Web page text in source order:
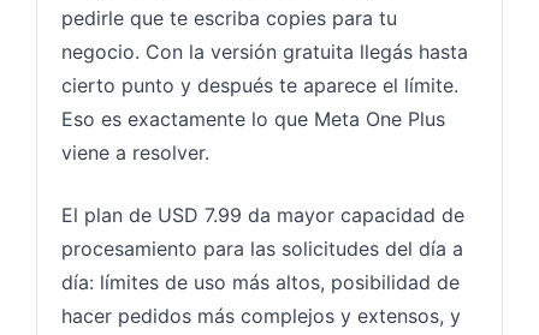
pedirle que te escriba copies para tu
negocio. Con la versión gratuita llegás hasta
cierto punto y después te aparece el límite.
Eso es exactamente lo que Meta One Plus
viene a resolver.
El plan de USD 7.99 da mayor capacidad de
procesamiento para las solicitudes del día a
día: límites de uso más altos, posibilidad de
hacer pedidos más complejos y extensos, y